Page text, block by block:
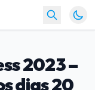
2023 –
dias 20